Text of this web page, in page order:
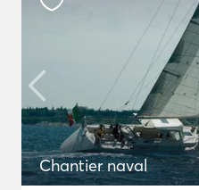
Chantier naval